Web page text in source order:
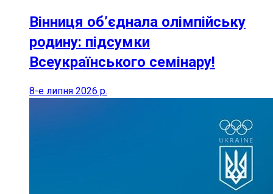
Вінниця об’єднала олімпійську
родину: підсумки
Всеукраїнського семінару!
8-е липня 2026 р.